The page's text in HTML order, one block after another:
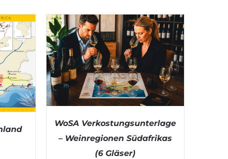
DETAILS
WoSA Verkostungsunterlage
– Weinregionen Südafrikas
(6 Gläser)